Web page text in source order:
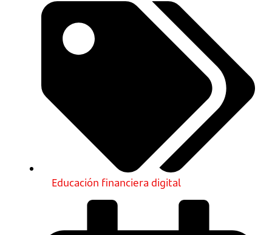
Educación financiera digital